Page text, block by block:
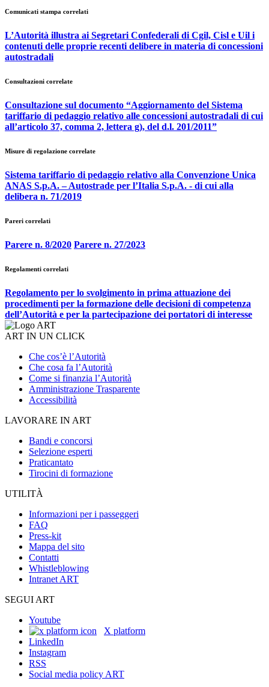
Comunicati stampa correlati
L’Autorità illustra ai Segretari Confederali di Cgil, Cisl e Uil i
contenuti delle proprie recenti delibere in materia di concessioni
autostradali
Consultazioni correlate
Consultazione sul documento “Aggiornamento del Sistema
tariffario di pedaggio relativo alle concessioni autostradali di cui
all’articolo 37, comma 2, lettera g), del d.l. 201/2011”
Misure di regolazione correlate
Sistema tariffario di pedaggio relativo alla Convenzione Unica
ANAS S.p.A. – Autostrade per l’Italia S.p.A. - di cui alla
delibera n. 71/2019
Pareri correlati
Parere n. 8/2020 Parere n. 27/2023
Regolamenti correlati
Regolamento per lo svolgimento in prima attuazione dei
procedimenti per la formazione delle decisioni di competenza
dell’Autorità e per la partecipazione dei portatori di interesse
ART IN UN CLICK
Che cos’è l’Autorità
Che cosa fa l’Autorità
Come si finanzia l’Autorità
Amministrazione Trasparente
Accessibilità
LAVORARE IN ART
Bandi e concorsi
Selezione esperti
Praticantato
Tirocini di formazione
UTILITÀ
Informazioni per i passeggeri
FAQ
Press-kit
Mappa del sito
Contatti
Whistleblowing
Intranet ART
SEGUI ART
Youtube
X platform
LinkedIn
Instagram
RSS
Social media policy ART